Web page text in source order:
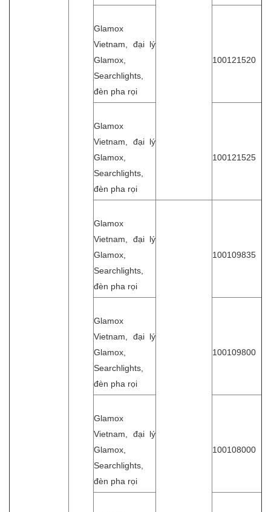
Glamox
Vietnam, đại lý
Glamox,
Searchlights,
đèn pha rọi
100121520
Glamox
Vietnam, đại lý
Glamox,
Searchlights,
đèn pha rọi
100121525
Glamox
Vietnam, đại lý
Glamox,
Searchlights,
đèn pha rọi
100109835
Glamox
Vietnam, đại lý
Glamox,
Searchlights,
đèn pha rọi
100109800
Glamox
Vietnam, đại lý
Glamox,
Searchlights,
đèn pha rọi
100108000